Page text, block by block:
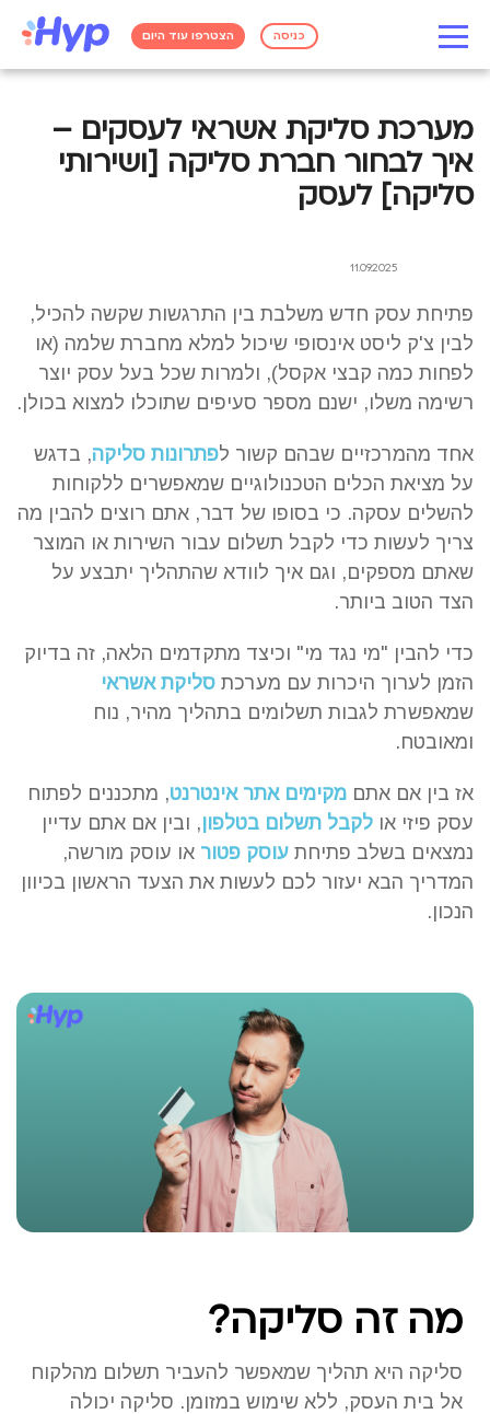
כניסה הצטרפו עוד היום
מערכת סליקת אשראי לעסקים –
איך לבחור חברת סליקה [ושירותי
סליקה] לעסק
11.09.2025
פתיחת עסק חדש משלבת בין התרגשות שקשה להכיל,
לבין צ'ק ליסט אינסופי שיכול למלא מחברת שלמה (או
לפחות כמה קבצי אקסל), ולמרות שכל בעל עסק יוצר
רשימה משלו, ישנם מספר סעיפים שתוכלו למצוא בכולן.
אחד מהמרכזיים שבהם קשור לפתרונות סליקה, בדגש
על מציאת הכלים הטכנולוגיים שמאפשרים ללקוחות
להשלים עסקה. כי בסופו של דבר, אתם רוצים להבין מה
צריך לעשות כדי לקבל תשלום עבור השירות או המוצר
שאתם מספקים, וגם איך לוודא שהתהליך יתבצע על
הצד הטוב ביותר.
כדי להבין "מי נגד מי" וכיצד מתקדמים הלאה, זה בדיוק
הזמן לערוך היכרות עם מערכת סליקת אשראי
שמאפשרת לגבות תשלומים בתהליך מהיר, נוח
ומאובטח.
אז בין אם אתם מקימים אתר אינטרנט, מתכננים לפתוח
עסק פיזי או לקבל תשלום בטלפון, ובין אם אתם עדיין
נמצאים בשלב פתיחת עוסק פטור או עוסק מורשה,
המדריך הבא יעזור לכם לעשות את הצעד הראשון בכיוון
הנכון.
מה זה סליקה?
סליקה היא תהליך שמאפשר להעביר תשלום מהלקוח
אל בית העסק, ללא שימוש במזומן. סליקה יכולה